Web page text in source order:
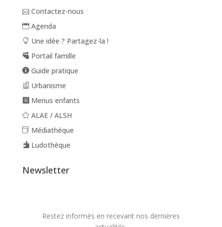
Contactez-nous
Agenda
Une idée ? Partagez-la !
Portail famille
Guide pratique
Urbanisme
Menus enfants
ALAE / ALSH
Médiathèque
Ludothèque
Newsletter
Restez informés en recevant nos dernières